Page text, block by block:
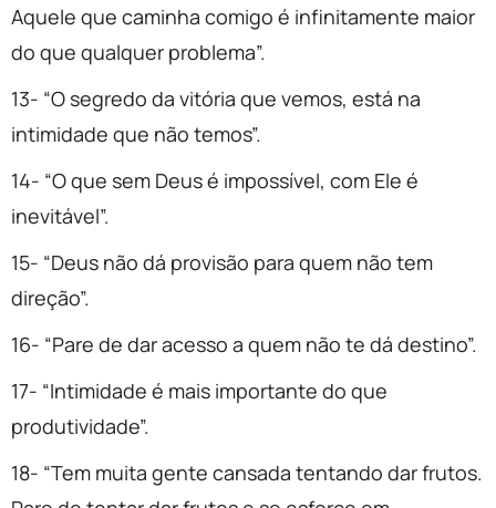
Aquele que caminha comigo é infinitamente maior
do que qualquer problema”.
13- “O segredo da vitória que vemos, está na
intimidade que não temos”.
14- “O que sem Deus é impossível, com Ele é
inevitável”.
15- “Deus não dá provisão para quem não tem
direção”.
16- “Pare de dar acesso a quem não te dá destino”.
17- “Intimidade é mais importante do que
produtividade”.
18- “Tem muita gente cansada tentando dar frutos.